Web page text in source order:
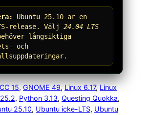
Ubuntu 25.10 är en
release. Välj24.04 LTS
långsiktiga
och
15, GNOME 49, Linux 6.17, Linux
, Python 3.13, Questing Quokka
25.10, Ubuntu icke-LTS, Ubuntu